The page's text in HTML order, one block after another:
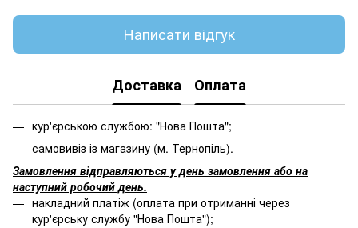
Написати відгук
Доставка Оплата
кур'єрською службою: "Нова Пошта";
самовивіз із магазину (м. Тернопіль).
Замовлення відправляються у день замовлення або на
наступний робочий день.
накладний платіж (оплата при отриманні через
кур'єрську службу "Нова Пошта");